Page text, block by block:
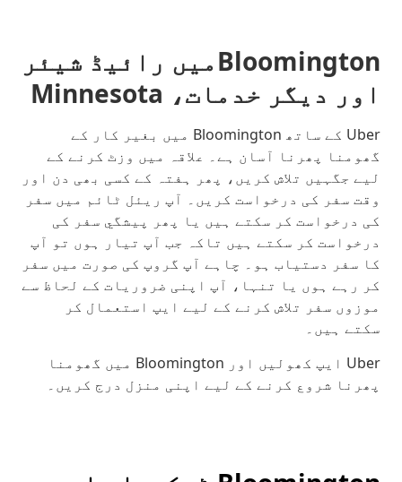
Bloomingtonمیں رائیڈ شیئر
اور دیگر خدمات، Minnesota
Uber کے ساتھ Bloomington میں بغیر کار کے
گھومنا پھرنا آسان ہے۔ علاقہ میں وزٹ کرنے کے
لیے جگہیں تلاش کریں، پھر ہفتہ کے کسی بھی دن اور
وقت سفر کی درخواست کریں۔ آپ ریئل ٹائم میں سفر
کی درخواست کر سکتے ہیں یا پھر پیشگي سفر کی
درخواست کر سکتے ہیں تاکہ جب آپ تیار ہوں تو آپ
کا سفر دستیاب ہو۔ چاہے آپ گروپ کی صورت میں سفر
کر رہے ہوں یا تنہا، آپ اپنی ضروریات کے لحاظ سے
موزوں سفر تلاش کرنے کے لیے ایپ استعمال کر
سکتے ہیں۔
Uber ایپ کھولیں اور Bloomington میں گھومنا
پھرنا شروع کرنے کے لیے اپنی منزل درج کریں۔